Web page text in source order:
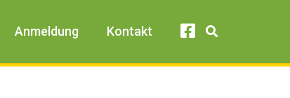
Anmeldung Kontakt